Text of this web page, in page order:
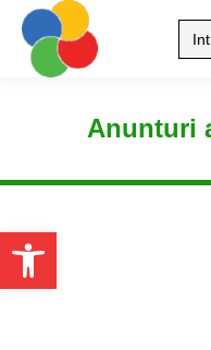
Open toolbar
Anunturi